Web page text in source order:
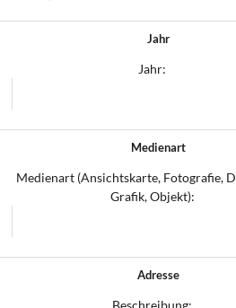
Jahr
Jahr:
Medienart
Medienart (Ansichtskarte, Fotografie,
Grafik, Objekt):
Adresse
Beschreibung: